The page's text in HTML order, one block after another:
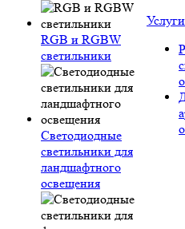
RGB и RGBW
светильники
Светодиодные
светильники для
ландшафтного
освещения
Услуги